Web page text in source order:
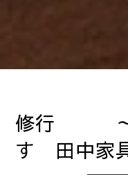
修行 ～
す 田中家